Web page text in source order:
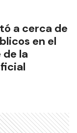
a cerca de
en el
de la